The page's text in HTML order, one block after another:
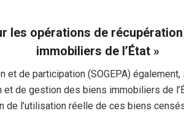
les opérations de
immobiliers de l’État »
et de participation (SOGEPA)
de gestion des biens immobiliers de
l’utilisation réelle de ces biens